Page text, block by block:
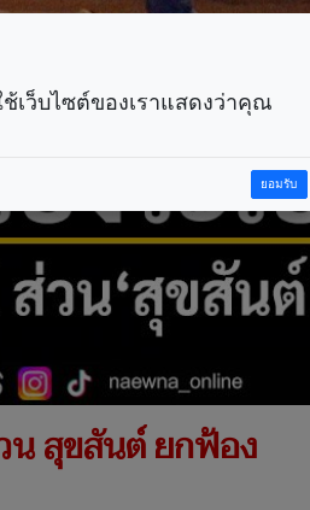
น สุขสันต์ ยกฟ้อง
เว็บไซต์ของเราแสดงว่าคุณ
ยอมรับ